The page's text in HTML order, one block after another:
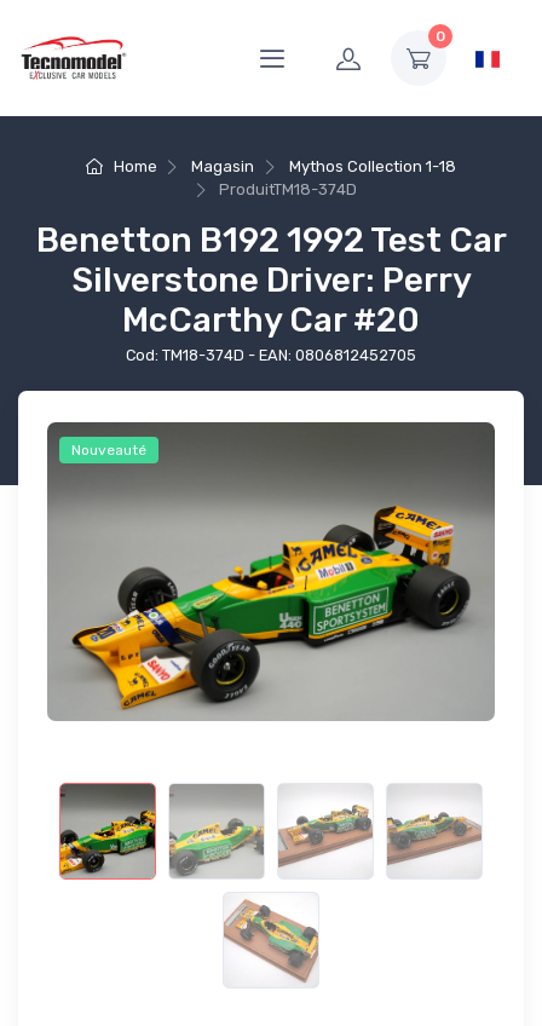
0
Home Magasin
Mythos Collection 1-18
ProduitTM18-374D
Benetton B192 1992 Test Car
Silverstone Driver: Perry
McCarthy Car #20
Cod: TM18-374D - EAN: 0806812452705
Nouveauté